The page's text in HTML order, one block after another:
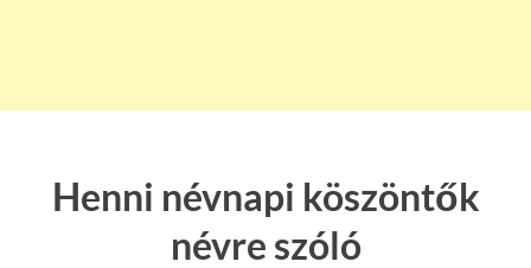
Henni névnapi köszöntők
névre szóló